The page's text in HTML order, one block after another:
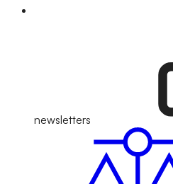
newsletters